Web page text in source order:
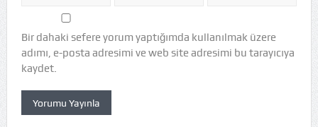
Bir dahaki sefere yorum yaptığımda kullanılmak üzere
adımı, e-posta adresimi ve web site adresimi bu tarayıcıya
kaydet.